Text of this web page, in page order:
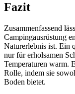
Fazit
Zusammenfassend
Campingausrüstung
Naturerlebnis ist. Ein
nur für erholsamen
Temperaturen warm.
Rolle, indem sie
Boden bietet.